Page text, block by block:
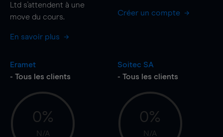
Ltd s'attendent à une
move du cours.
En savoir plus
Créer un compte
Eramet
- Tous les clients
0%
N/A
Soitec SA
- Tous les clients
0%
N/A